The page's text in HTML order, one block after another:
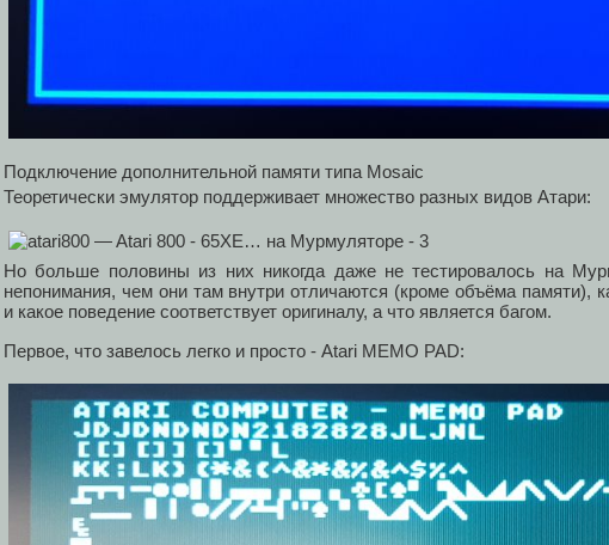
Подключение дополнительной памяти типа Mosaic
Теоретически эмулятор поддерживает множество разных видов Атари:
Но больше половины из них никогда даже не тестировалось на
непонимания, чем они там внутри отличаются (кроме объёма памяти),
и какое поведение соответствует оригиналу, а что является багом.
Первое, что завелось легко и просто - Atari MEMO PAD: